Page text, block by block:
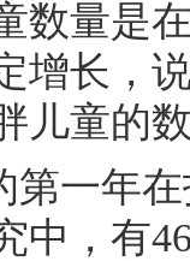
数量是
增长，
儿童的
一年在
中，有